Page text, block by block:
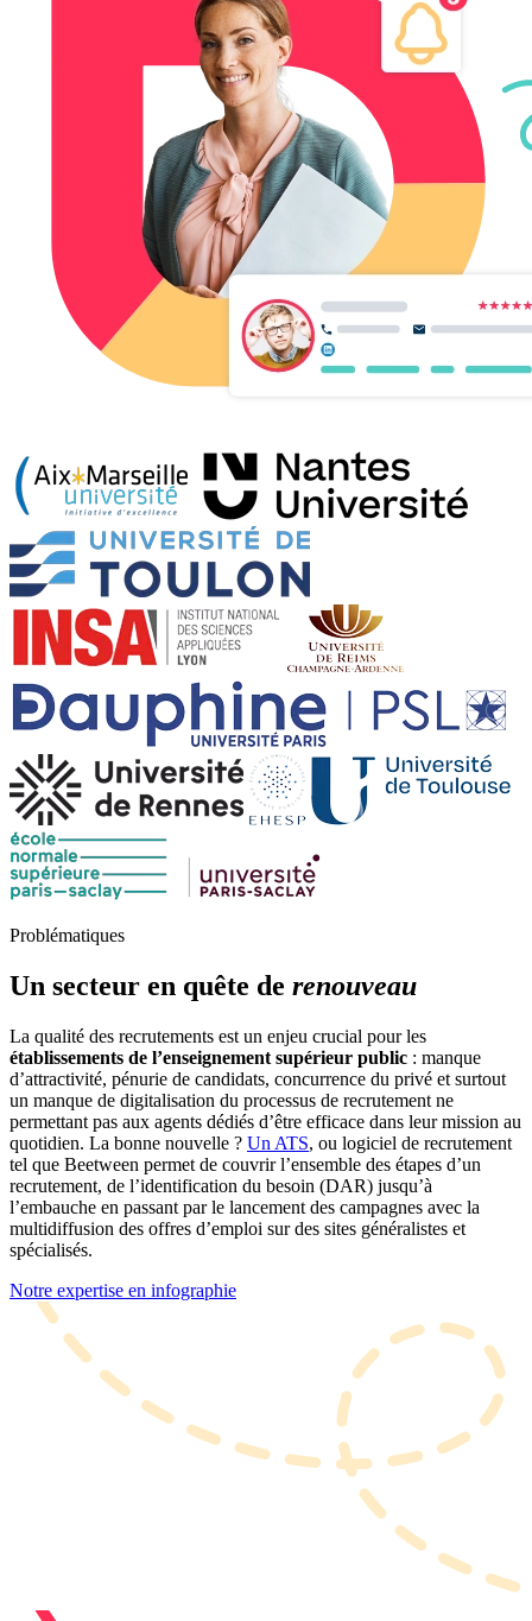
Problématiques
Un secteur en quête de renouveau
La qualité des recrutements est un enjeu crucial pour les
établissements de l’enseignement supérieur public : manque
d’attractivité, pénurie de candidats, concurrence du privé et surtout
un manque de digitalisation du processus de recrutement ne
permettant pas aux agents dédiés d’être efficace dans leur mission au
quotidien. La bonne nouvelle ? Un ATS, ou logiciel de recrutement
tel que Beetween permet de couvrir l’ensemble des étapes d’un
recrutement, de l’identification du besoin (DAR) jusqu’à
l’embauche en passant par le lancement des campagnes avec la
multidiffusion des offres d’emploi sur des sites généralistes et
spécialisés.
Notre expertise en infographie